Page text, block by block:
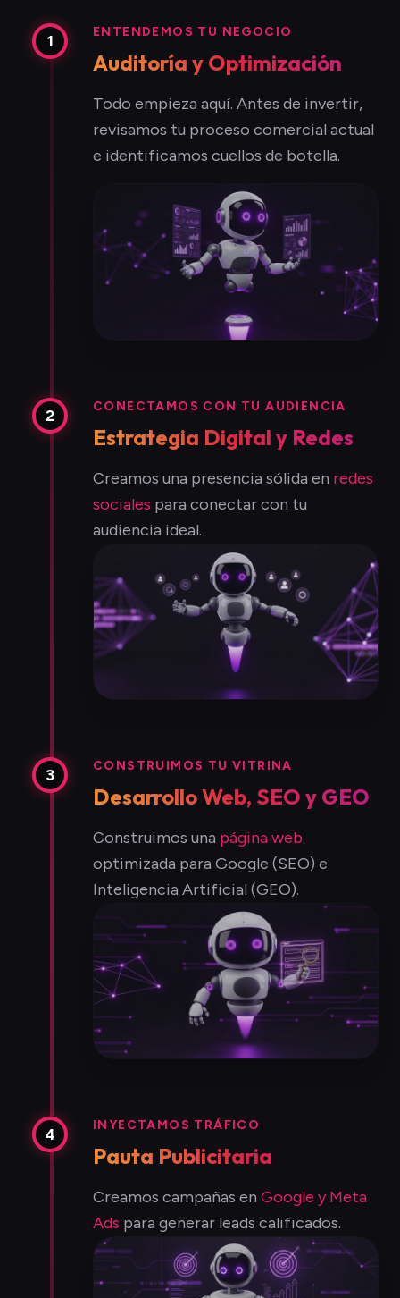
1 ENTENDEMOS TU NEGOCIO
Auditoría y Optimización
Todo empieza aquí. Antes de invertir,
revisamos tu proceso comercial actual
e identificamos cuellos de botella.
2 CONECTAMOS CON TU AUDIENCIA
Estrategia Digital y Redes
Creamos una presencia sólida en redes
sociales para conectar con tu
audiencia ideal.
3 CONSTRUIMOS TU VITRINA
Desarrollo Web, SEO y GEO
Construimos una página web
optimizada para Google (SEO) e
Inteligencia Artificial (GEO).
4 INYECTAMOS TRÁFICO
Pauta Publicitaria
Creamos campañas en Google y Meta
Ads para generar leads calificados.